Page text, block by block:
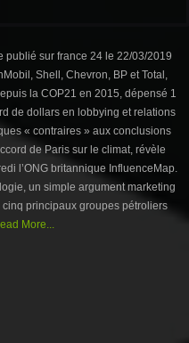
publié sur france 24 le 22/03/2019
Shell, Chevron, BP et Total,
la COP21 en 2015, dépensé 1
de dollars en lobbying et relations
« contraires » aux conclusions
de Paris sur le climat, révèle
l’ONG britannique InfluenceMap.
un simple argument marketing
cinq principaux groupes pétroliers
More...